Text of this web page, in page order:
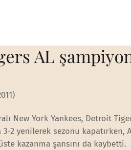
AL
New York Yankees, Detroit
2 yenilerek sezonu kapatırken,
kazanma şansını da kaybetti.